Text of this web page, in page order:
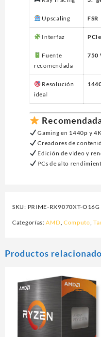
Upscaling FSR
Interfaz
Fuente
recomendada
750
Resolución
ideal
Gaming en 1440p y 4K
Creadores de
Edición de video y
PCs de alto
SKU: PRIME-RX9070XT-O16G
Categorías:AMD, Computo,
Productos